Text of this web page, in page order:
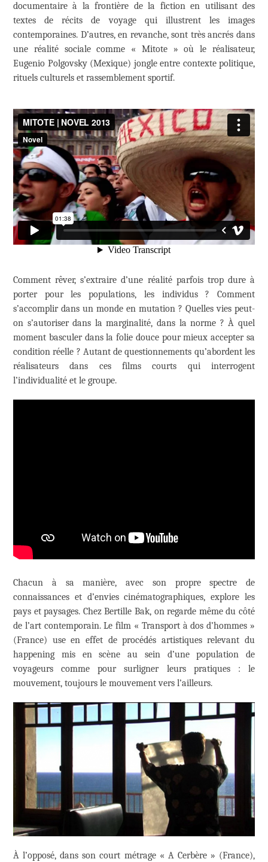
documentaire à la frontière de la fiction en utilisant des
textes de récits de voyage qui illustrent les images
contemporaines. D’autres, en revanche, sont très ancrés dans
une réalité sociale comme « Mitote » où le réalisateur,
Eugenio Polgovsky (Mexique) jongle entre contexte politique,
rituels culturels et rassemblement sportif.
Comment rêver, s’extraire d’une réalité parfois trop dure à
porter pour les populations, les individus ? Comment
s’accomplir dans un monde en mutation ? Quelles vies peut-
on s’autoriser dans la marginalité, dans la norme ? À quel
moment basculer dans la folie douce pour mieux accepter sa
condition réelle ? Autant de questionnements qu’abordent les
réalisateurs dans ces films courts qui interrogent
l’individualité et le groupe.
Chacun à sa manière, avec son propre spectre de
connaissances et d’envies cinématographiques, explore les
pays et paysages. Chez Bertille Bak, on regarde même du côté
de l’art contemporain. Le film « Transport à dos d’hommes »
(France) use en effet de procédés artistiques relevant du
happening mis en scène au sein d’une population de
voyageurs comme pour surligner leurs pratiques : le
mouvement, toujours le mouvement vers l’ailleurs.
À l’opposé, dans son court métrage « A Cerbère » (France),